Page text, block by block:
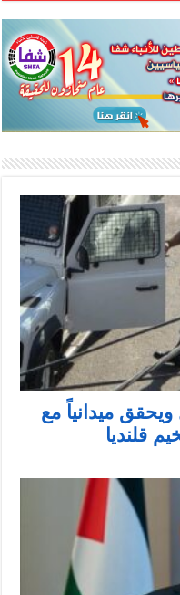
ويحقق ميدانياً مع